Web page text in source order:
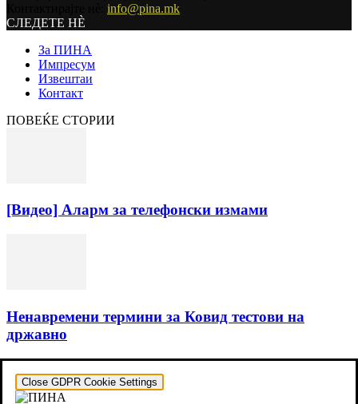
info@pina.mk
СЛЕДЕТЕ НЀ
За ПИНА
Импресум
Извештаи
Контакт
ПОВЕЌЕ СТОРИИ
[Видео] Аларм за телефонски измами
Ненавремени термини за Ковид тестови на
државно
Close GDPR Cookie Settings